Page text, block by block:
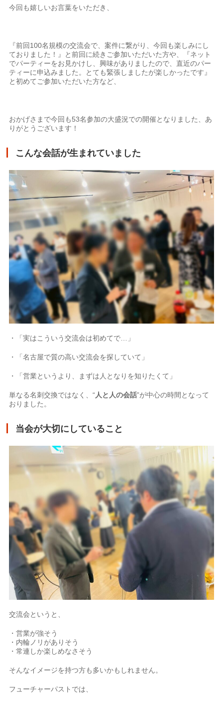
今回も嬉しいお言葉をいただき、
『前回100名規模の交流会で、案件に繋がり、今回も楽しみにし
ておりました！』と前回に続きご参加いただいた方や、『ネット
でパーティーをお見かけし、興味がありましたので、直近のパー
ティーに申込みました。とても緊張しましたが楽しかったです』
と初めてご参加いただいた方など、
おかげさまで今回も53名参加の大盛況での開催となりました、あ
りがとうございます！
こんな会話が生まれていました
・「実はこういう交流会は初めてで…」
・「名古屋で質の高い交流会を探していて」
・「営業というより、まずは人となりを知りたくて」
単なる名刺交換ではなく、“人と人の会話”が中心の時間となって
おりました。
当会が大切にしていること
交流会というと、
・営業が強そう
・内輪ノリがありそう
・常連しか楽しめなさそう
そんなイメージを持つ方も多いかもしれません。
フューチャーパストでは、